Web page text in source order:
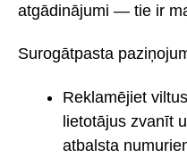
atgādinājumi — tie ir
Surogātpasta
Reklamējiet
lietotājus zvanīt
atbalsta